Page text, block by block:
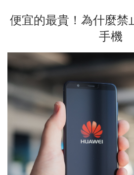
便宜的最貴！為什麼禁
手機